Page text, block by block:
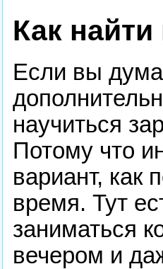
Как
Если вы
научиться
Потому что
вариант, как
время. Тут
заниматься
вечером и